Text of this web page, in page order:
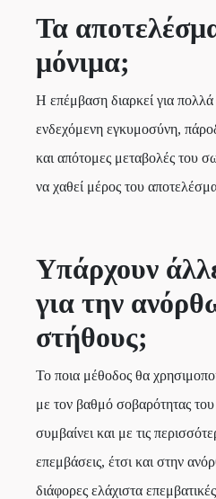
Τα
μόνιμα;
Η επέμβαση διαρκεί για
ενδεχόμενη εγκυμοσύνη,
και απότομες μεταβολές του
να χαθεί μέρος του
Υπάρχουν
για την
στήθους;
Το ποια μέθοδος θα
με τον βαθμό σοβαρότητας
συμβαίνει και με τις
επεμβάσεις, έτσι και στην
διάφορες ελάχιστα